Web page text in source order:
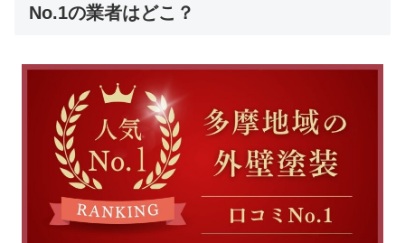
No.1の業者はどこ？